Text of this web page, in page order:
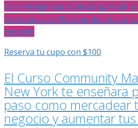
con Inteligencia ArtificialAprende
redes sociales (Facebook e
negocio
Reserva tu cupo con $100
El Curso Community
New York te enseñara
paso como mercadear
negocio y aumentar